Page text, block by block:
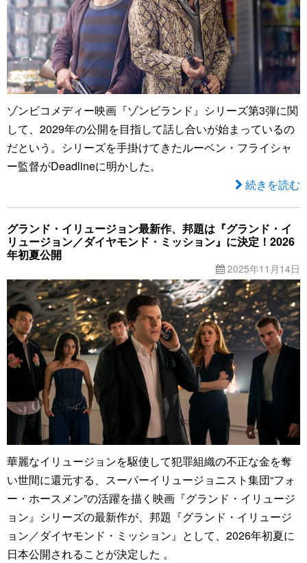
ゾンビコメディー映画『ゾンビランド』シリーズ第3弾に関
して、2029年の公開を目指して話し合いが始まっているの
だという。シリーズを手掛けてきたルーベン・フライシャ
ー監督がDeadlineに明かした。
続きを読む
グランド・イリュージョン最新作、邦題は『グランド・イ
リュージョン／ダイヤモンド・ミッション』に決定！2026
年初夏公開
2025年11月14日
華麗なイリュージョンを駆使して犯罪組織の不正な金を奪
い世間に還元する、スーパーイリュージョニスト集団“フォ
ー・ホースメン”の活躍を描く映画『グランド・イリュージ
ョン』シリーズの最新作が、邦題『グランド・イリュージ
ョン／ダイヤモンド・ミッション』として、2026年初夏に
日本公開されることが決定した 。